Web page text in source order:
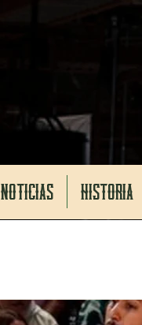
NOTICIAS HISTORIA